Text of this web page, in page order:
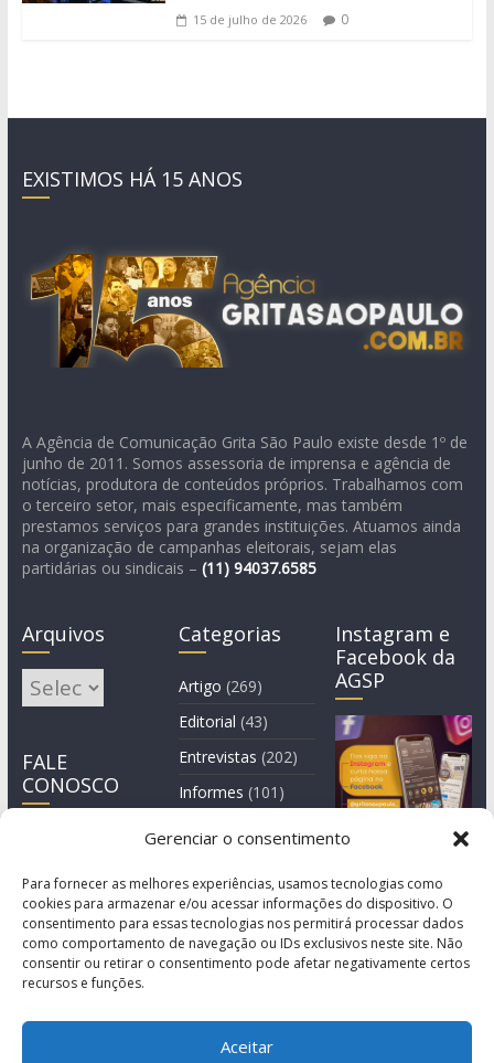
Gerenciar o consentimento
Para fornecer as melhores experiências, usamos tecnologias como
cookies para armazenar e/ou acessar informações do dispositivo. O
consentimento para essas tecnologias nos permitirá processar dados
como comportamento de navegação ou IDs exclusivos neste site. Não
consentir ou retirar o consentimento pode afetar negativamente certos
recursos e funções.
Aceitar
15 de julho de 2026 0
EXISTIMOS HÁ 15 ANOS
A Agência de Comunicação Grita São Paulo existe desde 1º de
junho de 2011. Somos assessoria de imprensa e agência de
notícias, produtora de conteúdos próprios. Trabalhamos com
o terceiro setor, mais especificamente, mas também
prestamos serviços para grandes instituições. Atuamos ainda
na organização de campanhas eleitorais, sejam elas
partidárias ou sindicais – (11) 94037.6585
Arquivos
Arquivos
FALE
CONOSCO
Categorias
Artigo (269)
Editorial (43)
Entrevistas (202)
Informes (101)
Instagram e
Facebook da
AGSP